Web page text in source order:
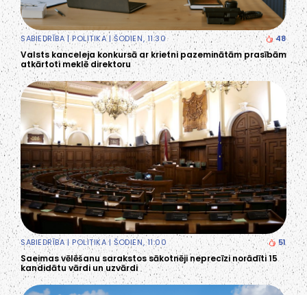
SABIEDRĪBA|POLITIKA| ŠODIEN, 11:30 48
Valsts kanceleja konkursā ar krietni pazeminātām prasībām
atkārtoti meklē direktoru
SABIEDRĪBA| POLITIKA| ŠODIEN, 11:00 51
Saeimas vēlēšanu sarakstos sākotnēji neprecīzi norādīti 15
kandidātu vārdi un uzvārdi